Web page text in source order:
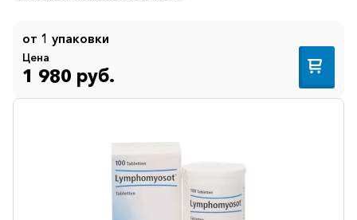
от 1 упаковки
Цена
1 980 руб.